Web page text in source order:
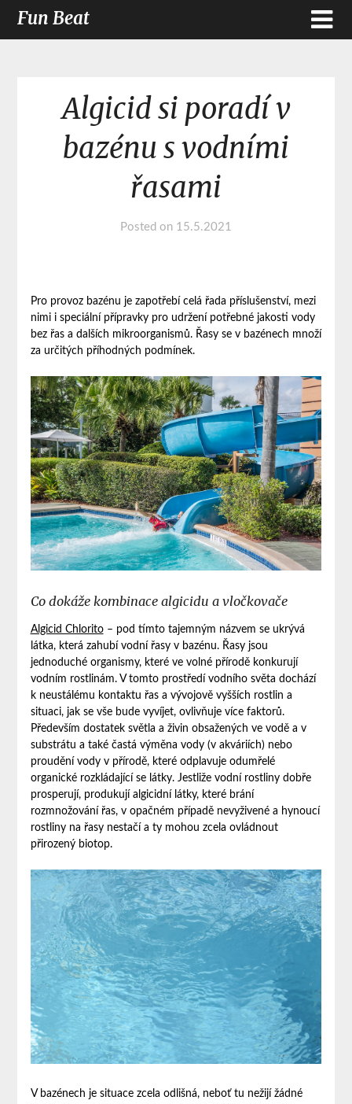
Fun Beat
Algicid si poradí v
bazénu s vodními
řasami
Posted on 15.5.2021
Pro provoz bazénu je zapotřebí celá řada příslušenství, mezi
nimi i speciální přípravky pro udržení potřebné jakosti vody
bez řas a dalších mikroorganismů. Řasy se v bazénech množí
za určitých příhodných podmínek.
Co dokáže kombinace algicidu a vločkovače
Algicid Chlorito– pod tímto tajemným názvem se ukrývá
látka, která zahubí vodní řasy v bazénu. Řasy jsou
jednoduché organismy, které ve volné přírodě konkurují
vodním rostlinám. V tomto prostředí vodního světa dochází
k neustálému kontaktu řas a vývojově vyšších rostlin a
situaci, jak se vše bude vyvíjet, ovlivňuje více faktorů.
Především dostatek světla a živin obsažených ve vodě a v
substrátu a také častá výměna vody (v akváriích) nebo
proudění vody v přírodě, které odplavuje odumřelé
organické rozkládající se látky. Jestliže vodní rostliny dobře
prosperují, produkují algicidní látky, které brání
rozmnožování řas, v opačném případě nevyživené a hynoucí
rostliny na řasy nestačí a ty mohou zcela ovládnout
přirozený biotop.
V bazénech je situace zcela odlišná, neboť tu nežijí žádné